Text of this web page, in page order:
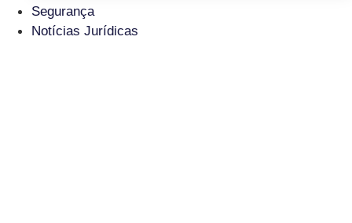
Segurança
Notícias Jurídicas